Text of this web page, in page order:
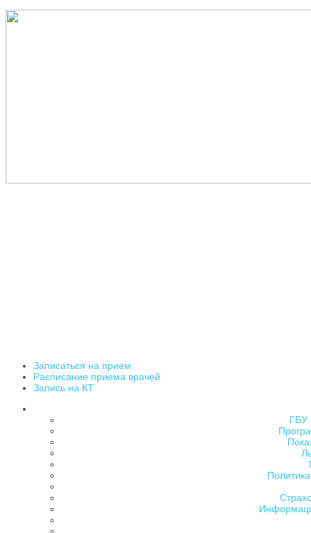
Записаться на прием
Расписание приема врачей
Запись на КТ
ГБУ